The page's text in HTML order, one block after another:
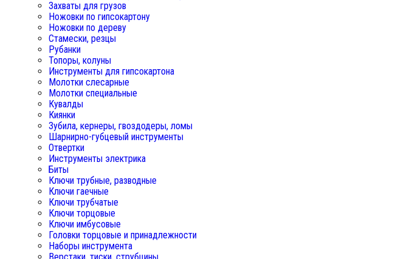
Захваты для грузов
Ножовки по гипсокартону
Ножовки по дереву
Стамески, резцы
Рубанки
Топоры, колуны
Инструменты для гипсокартона
Молотки слесарные
Молотки специальные
Кувалды
Киянки
Зубила, кернеры, гвоздодеры, ломы
Шарнирно-губцевый инструменты
Отвертки
Инструменты электрика
Биты
Ключи трубные, разводные
Ключи гаечные
Ключи трубчатые
Ключи торцовые
Ключи имбусовые
Головки торцовые и принадлежности
Наборы инструмента